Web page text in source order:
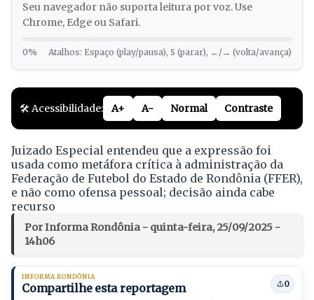
Seu navegador não suporta leitura por voz. Use
Chrome, Edge ou Safari.
0% Atalhos: Espaço (play/pausa), S (parar), ←/→ (volta/avança)
🛠️ Acessibilidade: A+ A- Normal Contraste
Juizado Especial entendeu que a expressão foi
usada como metáfora crítica à administração da
Federação de Futebol do Estado de Rondônia (FFER),
e não como ofensa pessoal; decisão ainda cabe
recurso
Por Informa Rondônia - quinta-feira, 25/09/2025 -
14h06
INFORMA RONDÔNIA
Compartilhe esta reportagem 0